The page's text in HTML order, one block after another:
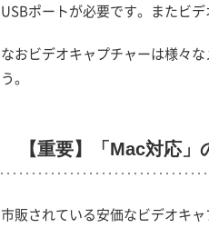
USBポートが必要です。またビ
なおビデオキャプチャーは様々
う。
【重要】「Mac対応
市販されている安価なビデオキ